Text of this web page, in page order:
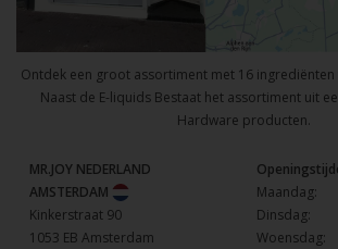
Ontdek een groot assortiment met 16 ingrediënten
Naast de E-liquids Bestaat het assortiment uit
Hardware producten.
MR.JOY NEDERLAND
AMSTERDAM
Kinkerstraat 90
1053 EB Amsterdam
Maandag:
Dinsdag:
Woensdag: